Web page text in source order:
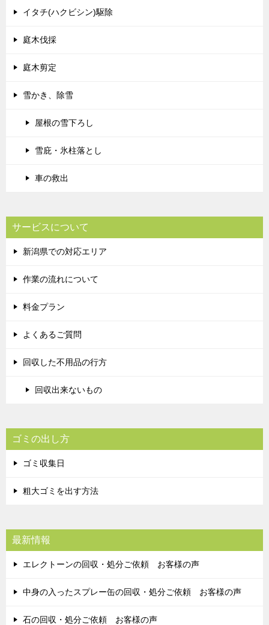
イタチ(ハクビシン)駆除
庭木伐採
庭木剪定
雪かき、除雪
屋根の雪下ろし
雪庇・氷柱落とし
車の救出
サービスについて
新潟県での対応エリア
作業の流れについて
料金プラン
よくあるご質問
回収した不用品の行方
回収出来ないもの
ゴミの出し方
ゴミ収集日
粗大ゴミを出す方法
最新情報
エレクトーンの回収・処分ご依頼 お客様の声
中身の入ったスプレー缶の回収・処分ご依頼 お客様の声
石の回収・処分ご依頼 お客様の声